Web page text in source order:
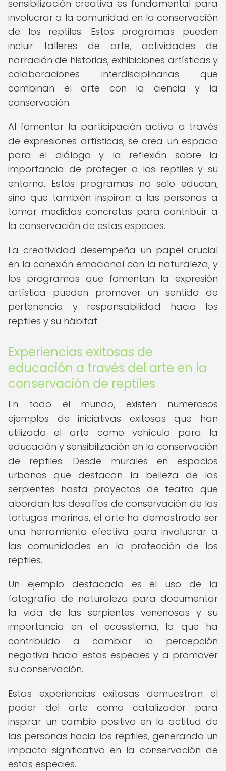
sensibilización creativa es fundamental para
involucrar a la comunidad en la conservación
de los reptiles. Estos programas pueden
incluir talleres de arte, actividades de
narración de historias, exhibiciones artísticas y
colaboraciones interdisciplinarias que
combinan el arte con la ciencia y la
conservación.
Al fomentar la participación activa a través
de expresiones artísticas, se crea un espacio
para el diálogo y la reflexión sobre la
importancia de proteger a los reptiles y su
entorno. Estos programas no solo educan,
sino que también inspiran a las personas a
tomar medidas concretas para contribuir a
la conservación de estas especies.
La creatividad desempeña un papel crucial
en la conexión emocional con la naturaleza, y
los programas que fomentan la expresión
artística pueden promover un sentido de
pertenencia y responsabilidad hacia los
reptiles y su hábitat.
Experiencias exitosas de
educación a través del arte en la
conservación de reptiles
En todo el mundo, existen numerosos
ejemplos de iniciativas exitosas que han
utilizado el arte como vehículo para la
educación y sensibilización en la conservación
de reptiles. Desde murales en espacios
urbanos que destacan la belleza de las
serpientes hasta proyectos de teatro que
abordan los desafíos de conservación de las
tortugas marinas, el arte ha demostrado ser
una herramienta efectiva para involucrar a
las comunidades en la protección de los
reptiles.
Un ejemplo destacado es el uso de la
fotografía de naturaleza para documentar
la vida de las serpientes venenosas y su
importancia en el ecosistema, lo que ha
contribuido a cambiar la percepción
negativa hacia estas especies y a promover
su conservación.
Estas experiencias exitosas demuestran el
poder del arte como catalizador para
inspirar un cambio positivo en la actitud de
las personas hacia los reptiles, generando un
impacto significativo en la conservación de
estas especies.